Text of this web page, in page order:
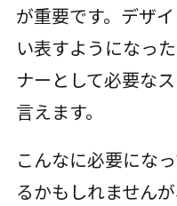
が重要です。デザ
い表すようになっ
ナーとして必要な
言えます。
こんなに必要にな
るかもしれません